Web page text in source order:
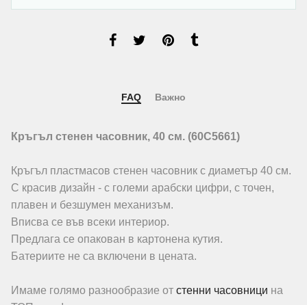
FAQ Важно
Кръгъл стенен часовник, 40 см. (60C5661)
Кръгъл пластмасов стенен часовник с диаметър 40 см.
С красив дизайн - с големи арабски цифри, с точен,
плавен и безшумен механизъм.
Вписва се във всеки интериор.
Предлага се опакован в картонена кутия.
Батериите не са включени в цената.
Имаме голямо разнообразие от стенни часовници на